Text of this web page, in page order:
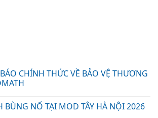
CHÍNH THỨC VỀ BẢO VỆ THƯƠNG
BÙNG NỔ TẠI MOD TÂY HÀ NỘI 2026